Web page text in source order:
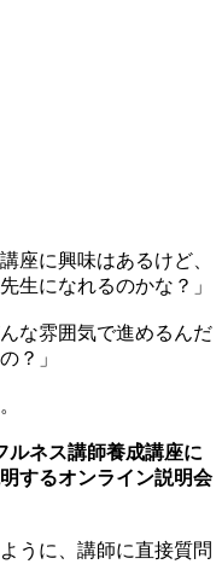
座に興味はあるけど、
生になれるのかな？」
な雰囲気で進めるんだ
？」
ルネス講師養成講座に
するオンライン説明会
うに、講師に直接質問